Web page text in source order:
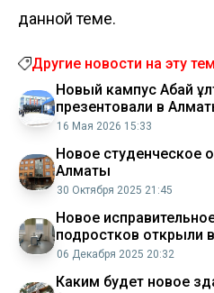
данной теме.
Другие новости на эту
Новый кампус Абай
презентовали в
16 Мая 2026 15:33
Новое студенческое
Алматы
30 Октября 2025 21:45
Новое
подростков открыли
06 Декабря 2025 20:32
Каким будет новое